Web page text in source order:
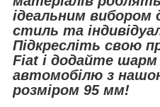
ідеальним вибором
стиль та
Підкресліть свою
Fiat і додайте
автомобілю з
розміром 95 мм!